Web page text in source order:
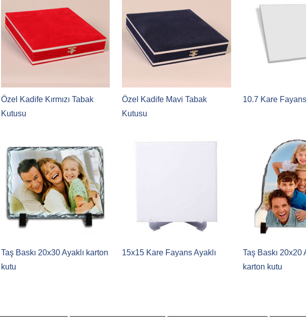
Özel Kadife Kırmızı Tabak
Kutusu
Özel Kadife Mavi Tabak
Kutusu
10.7 Kare Fayans
Taş Baskı 20x30 Ayaklı karton
kutu
15x15 Kare Fayans Ayaklı
Taş Baskı 20x20
karton kutu